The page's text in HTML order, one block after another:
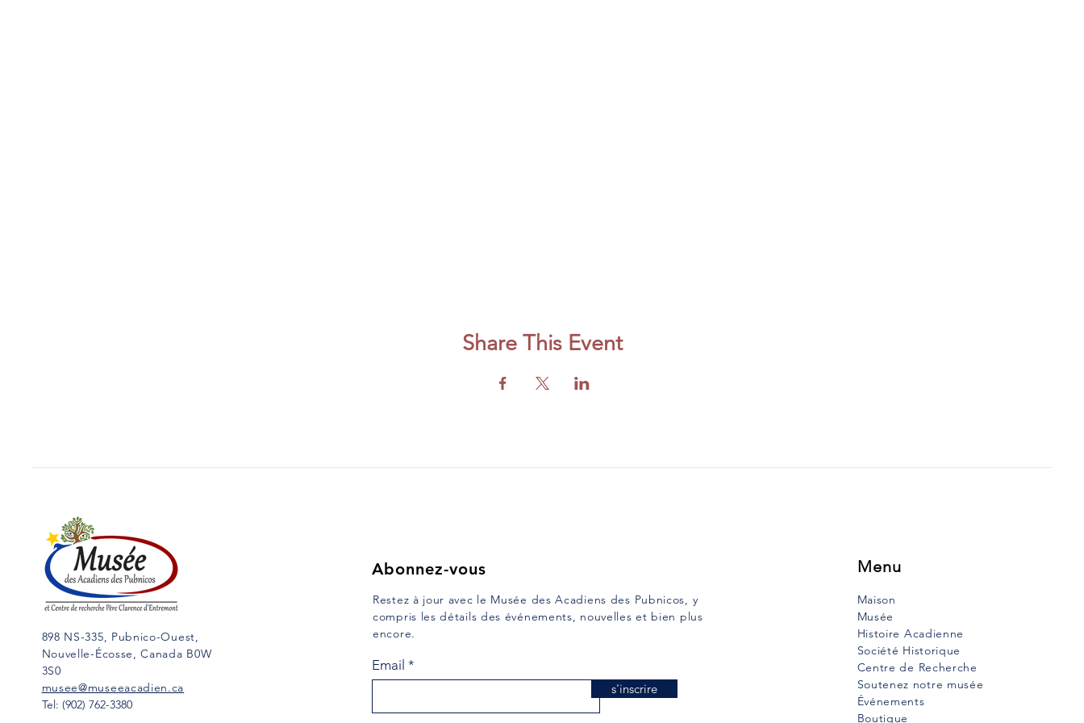
Share This Event
898 NS-335, Pubnico-Ouest,
Nouvelle-Écosse, Canada B0W
3S0
musee@museeacadien.ca
Tel: (902) 762-3380
Abonnez-vous
Restez à jour avec le Musée des Acadiens des Pubnicos, y
compris les détails des événements, nouvelles et bien plus
encore.
Email
s'inscrire
Menu
Maison
Musée
Histoire Acadienne
Société Historique
Centre de Recherche
Soutenez notre musée
Événements
Boutique